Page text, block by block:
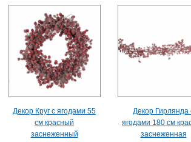
Декор Круг с ягодами 55
см красный
заснеженный
Декор Гирлянда
ягодами 180 см
заснеженная